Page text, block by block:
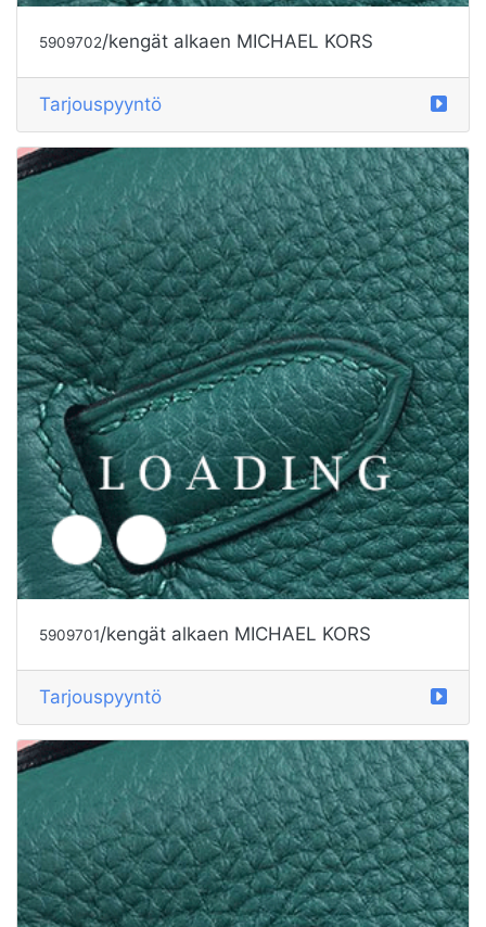
5909702/kengät alkaen MICHAEL KORS
Tarjouspyyntö
5909701/kengät alkaen MICHAEL KORS